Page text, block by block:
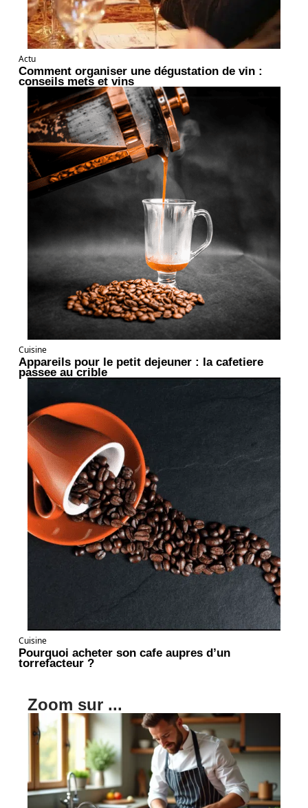
Actu
Comment organiser une dégustation de vin :
conseils mets et vins
Cuisine
Appareils pour le petit dejeuner : la cafetiere
passee au crible
Cuisine
Pourquoi acheter son cafe aupres d’un
torrefacteur ?
Zoom sur ...